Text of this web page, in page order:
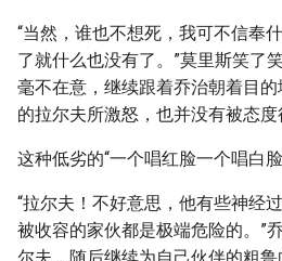
“当然，谁也不想死，我可不信奉
了就什么也没有了。”莫里斯笑了
毫不在意，继续跟着乔治朝着目
的拉尔夫所激怒，也并没有被态度
这种低劣的“一个唱红脸一个唱白
“拉尔夫！不好意思，他有些神经
被收容的家伙都是极端危险的。”